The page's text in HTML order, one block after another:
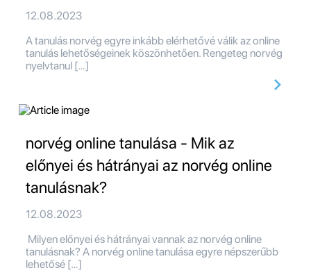
12.08.2023
A tanulás norvég egyre inkább elérhetővé válik az online
tanulás lehetőségeinek köszönhetően. Rengeteg norvég
nyelvtanul […]
norvég online tanulása - Mik az
előnyei és hátrányai az norvég online
tanulásnak?
12.08.2023
Milyen előnyei és hátrányai vannak az norvég online
tanulásnak? A norvég online tanulása egyre népszerűbb
lehetősé […]